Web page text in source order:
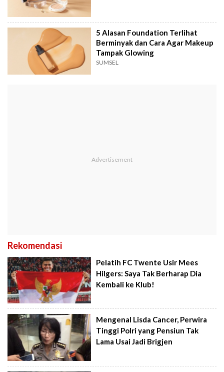
5 Alasan Foundation Terlihat
Berminyak dan Cara Agar Makeup
Tampak Glowing
SUMSEL
Rekomendasi
Pelatih FC Twente Usir Mees
Hilgers: Saya Tak Berharap Dia
Kembali ke Klub!
Mengenal Lisda Cancer, Perwira
Tinggi Polri yang Pensiun Tak
Lama Usai Jadi Brigjen